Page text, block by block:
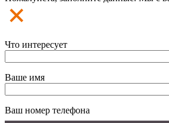
Что интересует
Ваше имя
Ваш номер телефона